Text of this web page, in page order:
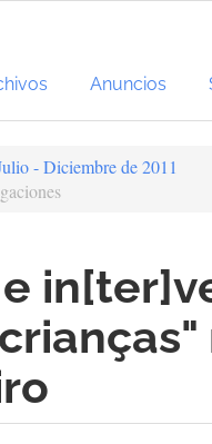
Anuncios
- Diciembre de 2011